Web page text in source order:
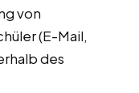
von
(E-Mail,
des